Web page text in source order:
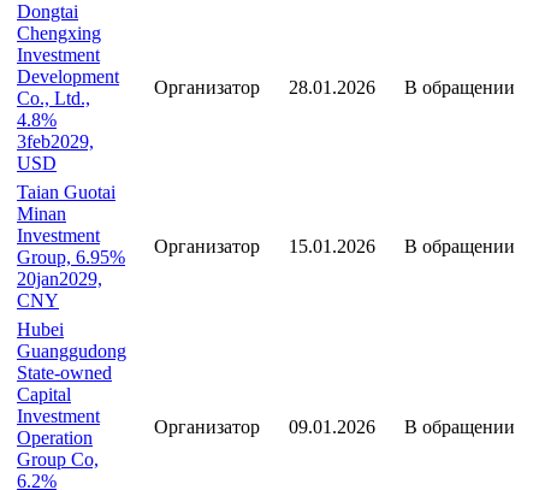
Dongtai
Chengxing
Investment
Development
Co., Ltd.,
4.8%
3feb2029,
USD
Организатор 28.01.2026 В обращении
Taian Guotai
Minan
Investment
Group, 6.95%
20jan2029,
CNY
Организатор 15.01.2026 В обращении
Hubei
Guanggudong
State-owned
Capital
Investment
Operation
Group Co,
6.2%
Организатор 09.01.2026 В обращении